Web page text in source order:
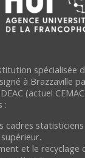
spécialisée
à Brazzaville
(actuel
:
cadres
et le recyclage